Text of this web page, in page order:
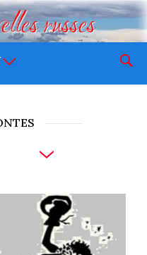
russes